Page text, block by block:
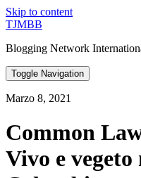
Skip to content
TJMBB
Blogging Network
Toggle Navigation
Marzo 8, 2021
Common
Vivo e